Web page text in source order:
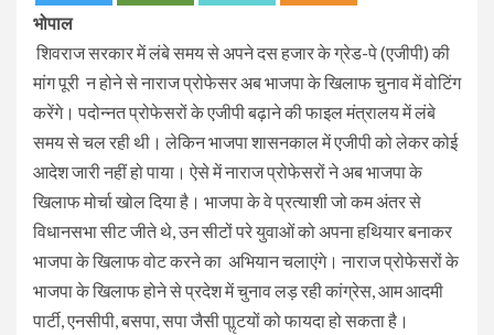
भोपाल
शिवराज सरकार में लंबे समय से अपने दस हजार के ग्रेड-पे (एजीपी) की
मांग पूरी न होने से नाराज प्रोफेसर अब भाजपा के खिलाफ चुनाव में वोटिंग
करेंगे। पदोन्नत प्रोफेसरों के एजीपी बढ़ाने की फाइल मंत्रालय में लंबे
समय से चल रही थी। लेकिन भाजपा शासनकाल में एजीपी को लेकर कोई
आदेश जारी नहीं हो पाया। ऐसे में नाराज प्रोफेसरों ने अब भाजपा के
खिलाफ मोर्चा खोल दिया है। भाजपा के वे प्रत्याशी जो कम अंतर से
विधानसभा सीट जीते थे, उन सीटों परे युवाओं को अपना हथियार बनाकर
भाजपा के खिलाफ वोट करने का अभियान चलाएंगे। नाराज प्रोफेसरों के
भाजपा के खिलाफ होने से प्रदेश में चुनाव लड़ रही कांग्रेस, आम आदमी
पार्टी, एनसीपी, बसपा, सपा जैसी पाॢटयों को फायदा हो सकता है।